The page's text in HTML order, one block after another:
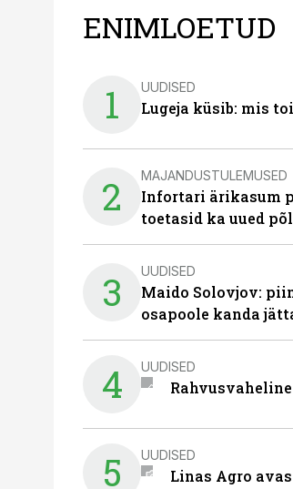
ENIMLOETUD
1 UUDISED
Lugeja küsib: mis
2 MAJANDUSTULEMUSED
Infortari ärikasum
toetasid ka uued
3 UUDISED
Maido Solovjov:
osapoole kanda
4 UUDISED
5 UUDISED
Linas Agro